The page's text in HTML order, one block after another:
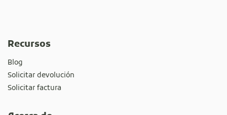
Recursos
Blog
Solicitar devolución
Solicitar factura